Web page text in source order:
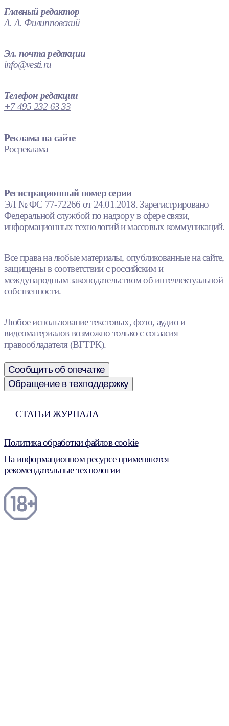
Главный редактор
А. А. Филипповский
Эл. почта редакции
info@vesti.ru
Телефон редакции
+7 495 232 63 33
Реклама на сайте
Росреклама
Регистрационный номер серии
ЭЛ № ФС 77-72266 от 24.01.2018. Зарегистрировано
Федеральной службой по надзору в сфере связи,
информационных технологий и массовых коммуникаций.
Все права на любые материалы, опубликованные на сайте,
защищены в соответствии с российским и
международным законодательством об интеллектуальной
собственности.
Любое использование текстовых, фото, аудио и
видеоматериалов возможно только с согласия
правообладателя (ВГТРК).
Сообщить об опечатке
Обращение в техподдержку
СТАТЬИ ЖУРНАЛА
Политика обработки файлов cookie
На информационном ресурсе применяются
рекомендательные технологии